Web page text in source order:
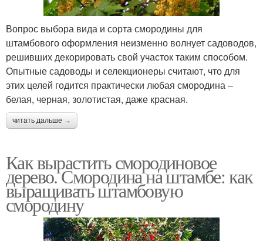
Вопрос выбора вида и сорта смородины для
штамбового оформления неизменно волнует садоводов,
решивших декорировать свой участок таким способом.
Опытные садоводы и селекционеры считают, что для
этих целей годится практически любая смородина –
белая, черная, золотистая, даже красная.
читать дальше →
Как вырастить смородиновое
дерево. Смородина на штамбе: как
выращивать штамбовую
смородину